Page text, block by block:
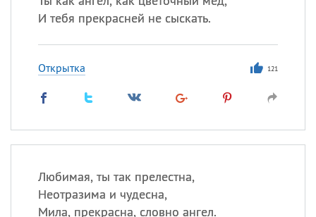
И тебя прекрасней не сыскать.
Открытка 121
Любимая, ты так прелестна,
Неотразима и чудесна,
Мила, прекрасна, словно ангел.